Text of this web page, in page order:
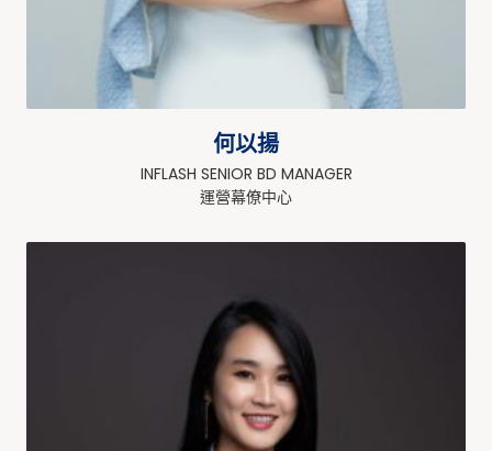
何以揚
INFLASH SENIOR BD MANAGER
運營幕僚中心